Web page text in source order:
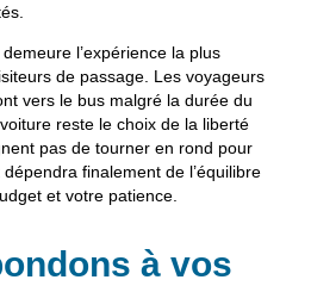
l’expérience la plus
de passage. Les voyageurs
vers le bus malgré la durée du
reste le choix de la liberté
pas de tourner en rond pour
finalement de l’équilibre
et votre patience.
à vos